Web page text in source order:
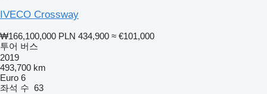
IVECO Crossway
₩166,100,000 PLN 434,900 ≈ €101,000
투어 버스
2019
493,700 km
Euro 6
좌석 수 63